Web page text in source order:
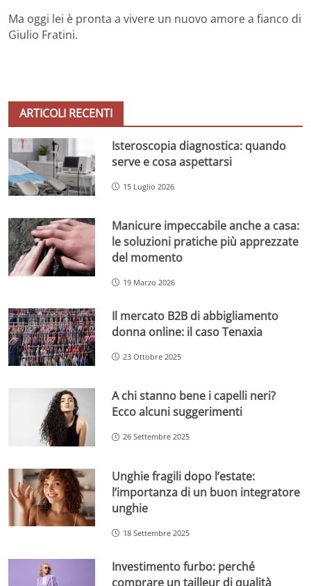
Ma oggi lei è pronta a vivere un nuovo amore a fianco di
Giulio Fratini.
ARTICOLI RECENTI
Isteroscopia diagnostica: quando
serve e cosa aspettarsi
15 Luglio 2026
Manicure impeccabile anche a casa:
le soluzioni pratiche più apprezzate
del momento
19 Marzo 2026
Il mercato B2B di abbigliamento
donna online: il caso Tenaxia
23 Ottobre 2025
A chi stanno bene i capelli neri?
Ecco alcuni suggerimenti
26 Settembre 2025
Unghie fragili dopo l’estate:
l’importanza di un buon integratore
unghie
18 Settembre 2025
Investimento furbo: perché
comprare un tailleur di qualità